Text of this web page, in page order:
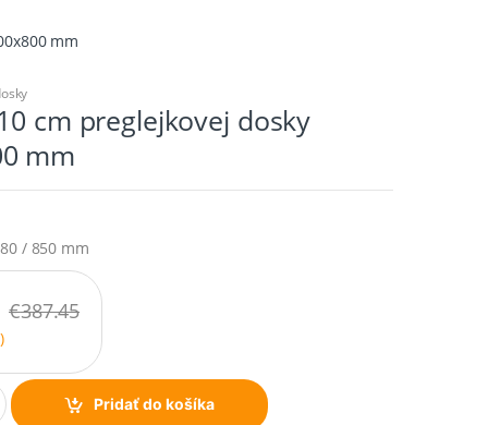
mm
cm preglejkovej dosky
mm
/ 850 mm
€387.45
Pridať do košíka